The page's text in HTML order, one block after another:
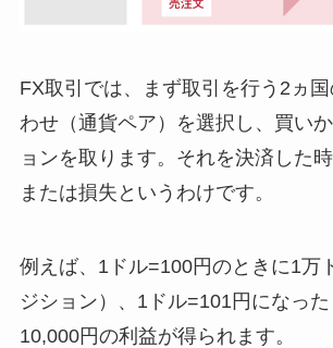
FX取引では、まず取引を行う2ヵ
わせ（通貨ペア）を選択し、買い
ョンを取ります。それを決済した
または損失というわけです。
例えば、1ドル=100円のときに1万
ジション）、1ドル=101円になった
10,000円の利益が得られます。